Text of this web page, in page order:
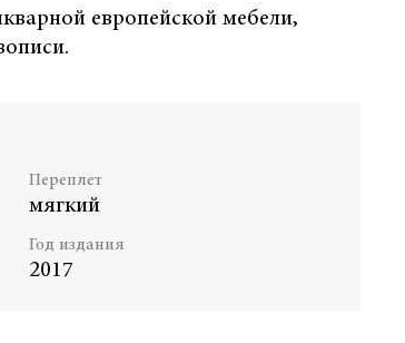
европейской мебели,
Переплет
мягкий
Год издания
2017